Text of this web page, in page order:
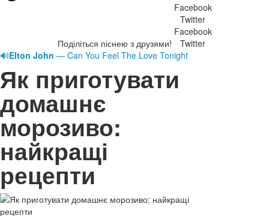
Поділіться піснею з друзями!
Facebook
Twitter
Facebook
Twitter
🔊Elton John — Can You Feel The Love Tonight
Як приготувати
домашнє
морозиво:
найкращі
рецепти